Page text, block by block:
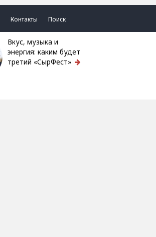
Контакты Поиск
Вкус, музыка и
энергия: каким будет
третий «СырФест»